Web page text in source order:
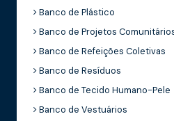
Banco de Plástico
Banco de Projetos
Banco de Refeições Coletivas
Banco de Resíduos
Banco de Tecido Humano-Pele
Banco de Vestuários